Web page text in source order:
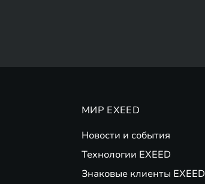
МИР EXEED
Новости и события
Технологии EXEED
Знаковые клиенты EXEED